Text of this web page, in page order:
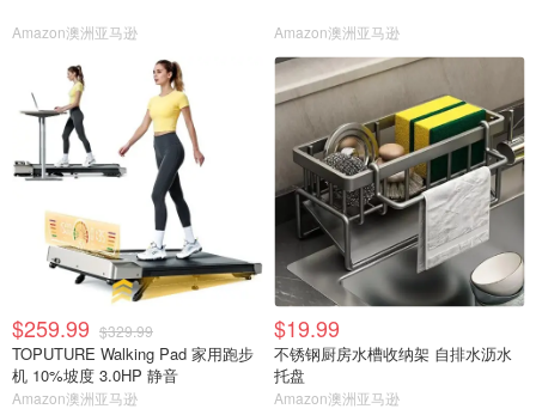
Amazon澳洲亚马逊 Amazon澳洲亚马逊
$259.99 $329.99
TOPUTURE Walking Pad 家用跑步
机 10%坡度 3.0HP 静音
Amazon澳洲亚马逊
$19.99
不锈钢厨房水槽收纳架 自排水沥水
托盘
Amazon澳洲亚马逊